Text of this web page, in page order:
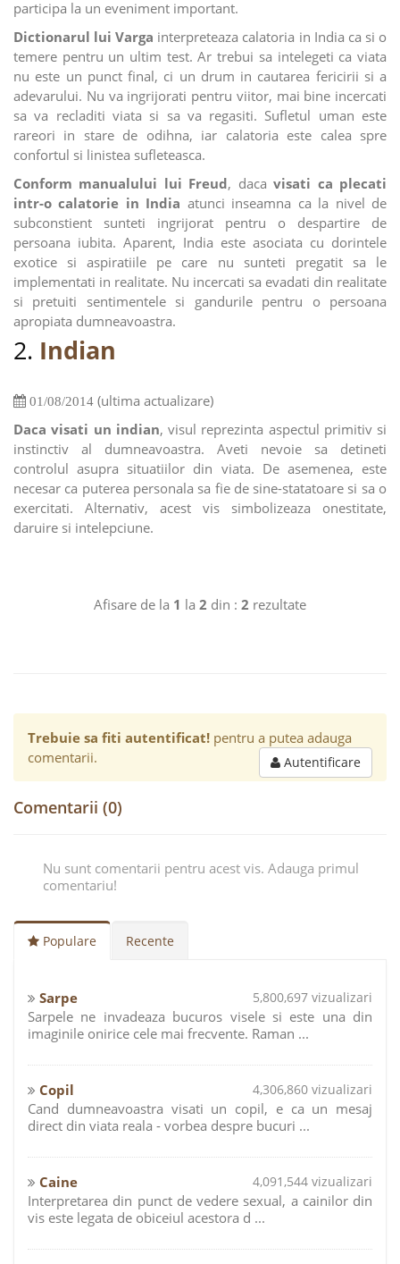
participa la un eveniment important.
Dictionarul lui Varga interpreteaza calatoria in India ca si o
temere pentru un ultim test. Ar trebui sa intelegeti ca viata
nu este un punct final, ci un drum in cautarea fericirii si a
adevarului. Nu va ingrijorati pentru viitor, mai bine incercati
sa va recladiti viata si sa va regasiti. Sufletul uman este
rareori in stare de odihna, iar calatoria este calea spre
confortul si linistea sufleteasca.
Conform manualului lui Freud, dacavisati ca plecati
intr-o calatorie in India atunci inseamna ca la nivel de
subconstient sunteti ingrijorat pentru o despartire de
persoana iubita. Aparent, India este asociata cu dorintele
exotice si aspiratiile pe care nu sunteti pregatit sa le
implementati in realitate. Nu incercati sa evadati din realitate
si pretuiti sentimentele si gandurile pentru o persoana
apropiata dumneavoastra.
2. Indian
01/08/2014 (ultima actualizare)
Daca visati un indian, visul reprezinta aspectul primitiv si
instinctiv al dumneavoastra. Aveti nevoie sa detineti
controlul asupra situatiilor din viata. De asemenea, este
necesar ca puterea personala sa fie de sine-statatoare si sa o
exercitati. Alternativ, acest vis simbolizeaza onestitate,
daruire si intelepciune.
Afisare de la 1 la 2 din : 2 rezultate
Trebuie sa fiti autentificat! pentru a putea adauga
comentarii.
Autentificare
Comentarii (0)
Nu sunt comentarii pentru acest vis. Adauga primul
comentariu!
Populare Recente
Sarpe 5,800,697 vizualizari
Sarpele ne invadeaza bucuros visele si este una din
imaginile onirice cele mai frecvente. Raman ...
Copil 4,306,860 vizualizari
Cand dumneavoastra visati un copil, e ca un mesaj
direct din viata reala - vorbea despre bucuri ...
Caine 4,091,544 vizualizari
Interpretarea din punct de vedere sexual, a cainilor din
vis este legata de obiceiul acestora d ...